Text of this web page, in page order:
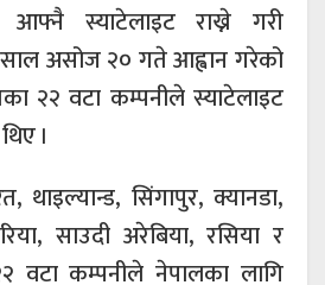
स्याटेलाइट राख्ने गरी
असोज २० गते आह्वान गरेको
२२ वटा कम्पनीले स्याटेलाइट
।
थाइल्यान्ड, सिंगापुर, क्यानडा,
साउदी अरेबिया, रसिया र
वटा कम्पनीले नेपालका लागि